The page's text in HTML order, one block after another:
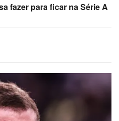
fazer para ficar na Série A